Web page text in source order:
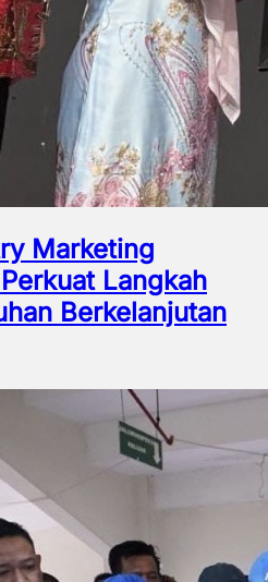
Marketing
Langkah
Berkelanjutan